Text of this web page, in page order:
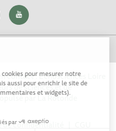
cookies pour mesurer notre
aussi pour enrichir le site de
et widgets).
par
contact : Echosciences Loire
de sciences et de
parLa Rotonde
confidentialité